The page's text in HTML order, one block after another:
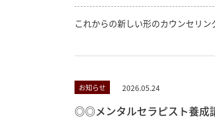
これからの新しい形のカウンセリ
お知らせ 2026.05.24
◎◎メンタルセラピスト養成